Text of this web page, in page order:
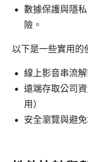
數據保護與隱
險。
以下是一些實用的
線上影音串流
遠端存取公司
用）
安全瀏覽與避